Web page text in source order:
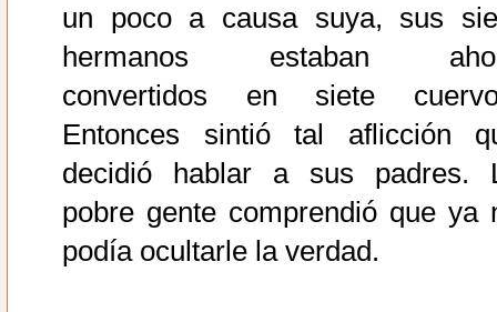
un poco a causa suya, sus
hermanos estaban
convertidos en siete
Entonces sintió tal aflicción
decidió hablar a sus padres.
pobre gente comprendió que ya
podía ocultarle la verdad.